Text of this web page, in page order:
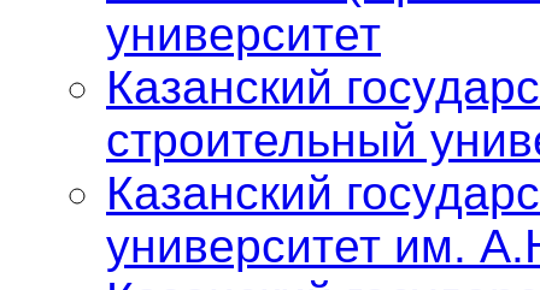
университет
Казанский
строительный
Казанский
университет им.